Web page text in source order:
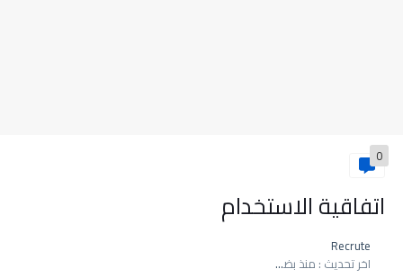
0
اتفاقية الاستخدام
Recrute
اخر تحديث : منذ بضع اعوام